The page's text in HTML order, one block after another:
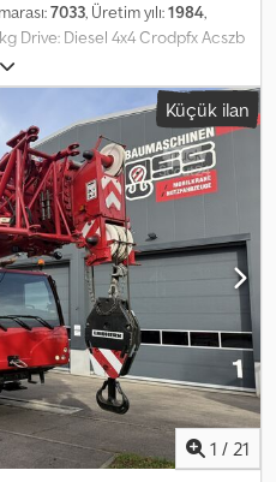
7033, Üretim yılı:1984,
Drive: Diesel 4x4 Crodpfx Acszb
kg at 3 m, 1,700 kg lifting
18 m Total crane weight: 22,400
x 2.50 m x 4.0 m Slewing range:
suspension Displacement:
hp) at 2,500 rpm Engine: 6-
cooled Transmission: 4-speed
95R 24, Tread depth front: 21
data and additional images
does not constitute a
no guarantee is made for
Küçük ilan
1 / 21